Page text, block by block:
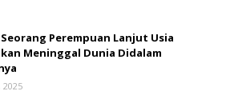
Perempuan Lanjut Usia
Meninggal Dunia Didalam
2025